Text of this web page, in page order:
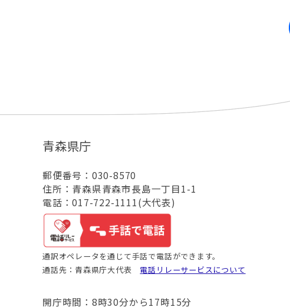
青森県庁
郵便番号：030-8570
住所：青森県青森市長島一丁目1-1
電話：017-722-1111(大代表)
通訳オペレータを通じて手話で電話ができます。
通話先：青森県庁大代表 電話リレーサービスについて
開庁時間：8時30分から17時15分